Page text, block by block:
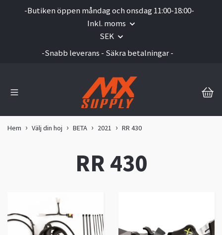
-Butiken öppen måndag och onsdag 11:00-18:00-
Inkl. moms
SEK
-Snabb leverans - Säkra betalningar -
Hem Välj din hoj BETA 2021 RR 430
RR 430